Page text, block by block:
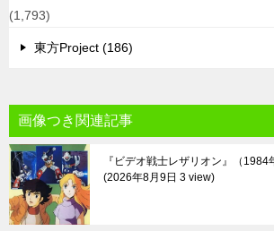
(1,793)
東方Project (186)
画像つき関連記事
『ビデオ戦士レザリオン』（1984
2026年8月9日 3 view